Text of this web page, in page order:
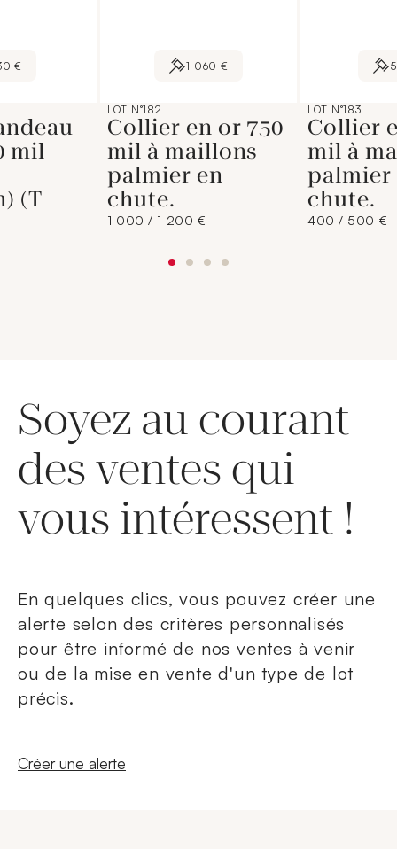
€
mil
(T
1 060 €
LOT N°182
Collier en or 750
mil à maillons
palmier en
chute.
1 000 / 1 200 €
LOT N°183
Collier
mil à
palmier
chute.
400 / 500 €
Soyez au courant
des ventes qui
vous intéressent !
En quelques clics, vous pouvez créer une
alerte selon des critères personnalisés
pour être informé de nos ventes à venir
ou de la mise en vente d'un type de lot
précis.
Nouvelle fenêtre
Créer une alerte